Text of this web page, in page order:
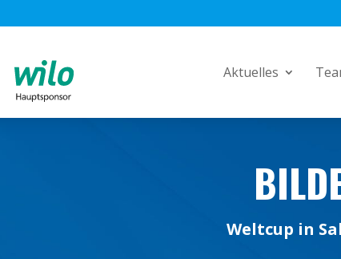
Aktuelles
Weltcup in